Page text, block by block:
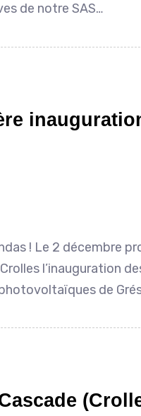
de notre SAS…
! Le 2 décembre
l’inauguration
de